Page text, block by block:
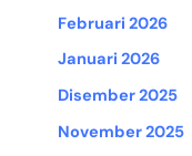
Februari 2026
Januari 2026
Disember 2025
November 2025